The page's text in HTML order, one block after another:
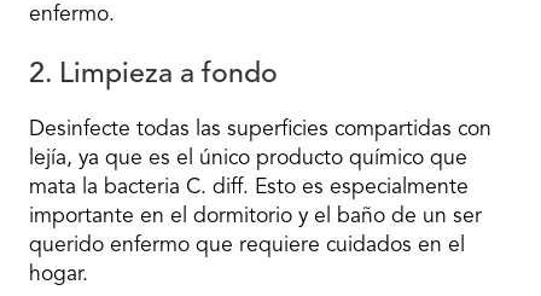
enfermo.
2. Limpieza a fondo
Desinfecte todas las superficies compartidas con
lejía, ya que es el único producto químico que
mata la bacteria C. diff. Esto es especialmente
importante en el dormitorio y el baño de un ser
querido enfermo que requiere cuidados en el
hogar.